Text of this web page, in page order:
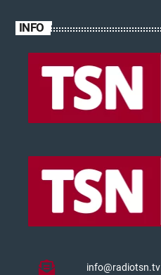
INFO
info@radiotsn.tv